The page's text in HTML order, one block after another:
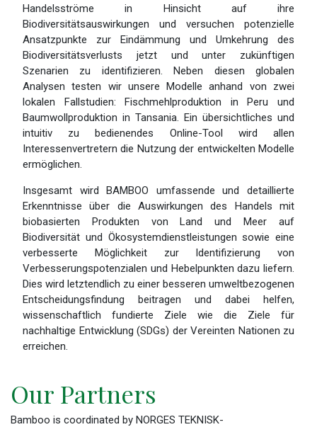
Handelsströme in Hinsicht auf ihre
Biodiversitätsauswirkungen und versuchen potenzielle
Ansatzpunkte zur Eindämmung und Umkehrung des
Biodiversitätsverlusts jetzt und unter zukünftigen
Szenarien zu identifizieren. Neben diesen globalen
Analysen testen wir unsere Modelle anhand von zwei
lokalen Fallstudien: Fischmehlproduktion in Peru und
Baumwollproduktion in Tansania. Ein übersichtliches und
intuitiv zu bedienendes Online-Tool wird allen
Interessenvertretern die Nutzung der entwickelten Modelle
ermöglichen.
Insgesamt wird BAMBOO umfassende und detaillierte
Erkenntnisse über die Auswirkungen des Handels mit
biobasierten Produkten von Land und Meer auf
Biodiversität und Ökosystemdienstleistungen sowie eine
verbesserte Möglichkeit zur Identifizierung von
Verbesserungspotenzialen und Hebelpunkten dazu liefern.
Dies wird letztendlich zu einer besseren umweltbezogenen
Entscheidungsfindung beitragen und dabei helfen,
wissenschaftlich fundierte Ziele wie die Ziele für
nachhaltige Entwicklung (SDGs) der Vereinten Nationen zu
erreichen.
Our Partners
Bamboo is coordinated by NORGES TEKNISK-